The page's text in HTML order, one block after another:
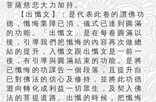
菩薩慈悲大力加持。
【出懺文】：是代表此卷的讚佛功
德，懺悔業障已消，儀式已達到圓滿
的功能。「出懺文」是在每卷圓滿以
後，引導我們把懺悔的內容再次做總
結的提升，入懺文跟出懺文是一前一
後，有引導與圓滿結束的功能。是將
已懺悔的功課告一個段落，且提升自
已對佛法的信心及修持，並將此功德
迴向轉化成利益一切眾生，及契入佛
法的菩提道路。出懺的時候，把懺悔